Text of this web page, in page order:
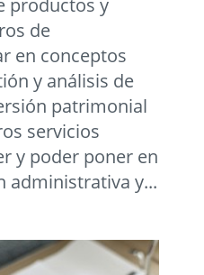
productos y
de
en conceptos
y análisis de
patrimonial
servicios
y poder poner en
administrativa y...